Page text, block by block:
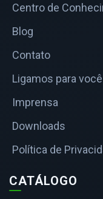
Centro de
Blog
Contato
Ligamos para você
Imprensa
Downloads
Política de
CATÁLOGO